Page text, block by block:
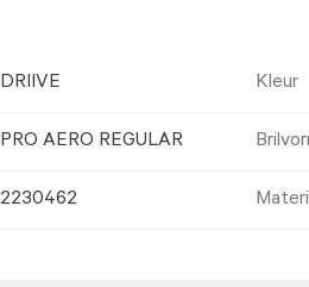
DRIIVE Kleur
PRO AERO REGULAR
2230462